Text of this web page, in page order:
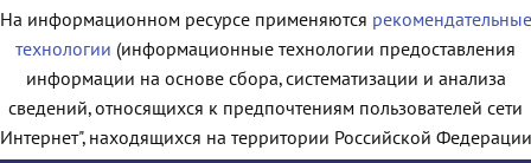
На информационном ресурсе применяются рекомендательные
технологии (информационные технологии предоставления
информации на основе сбора, систематизации и анализа
сведений, относящихся к предпочтениям пользователей сети
находящихся на территории Российской